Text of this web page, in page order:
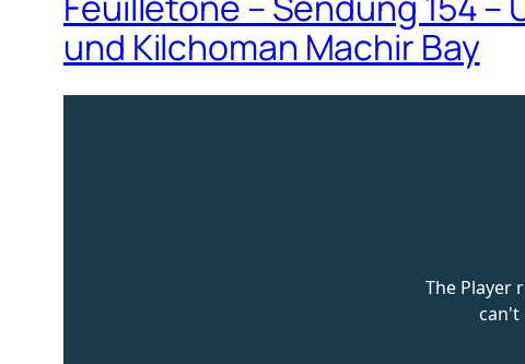
und Kilchoman Machir Bay